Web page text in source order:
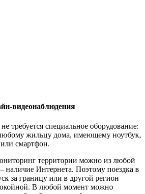
видеонаблюдения
требуется специальное оборудование:
жильцу дома, имеющему ноутбук,
смартфон.
территории можно из любой
наличие Интернета. Поэтому поездка в
за границу или в другой регион
В любой момент можно